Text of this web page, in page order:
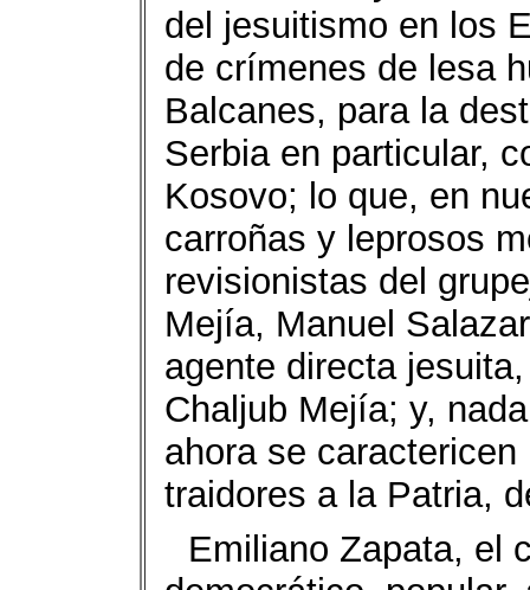
del jesuitismo en los
de crímenes de lesa
Balcanes, para la
Serbia en particular,
Kosovo; lo que, en
carroñas y leprosos
revisionistas del
Mejía, Manuel
agente directa
Chaljub Mejía; y,
ahora se
traidores a la Patria,
Emiliano Zapata, el